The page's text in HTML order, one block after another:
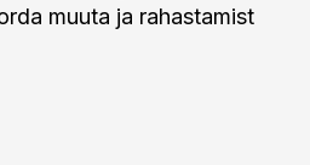
muuta ja rahastamist